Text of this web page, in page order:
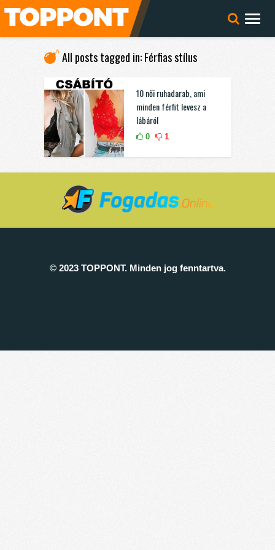
All posts tagged in: Férfias stílus
10 női ruhadarab, ami
minden férfit levesz a
lábáról
0 1
© 2023 TOPPONT. Minden jog fenntartva.